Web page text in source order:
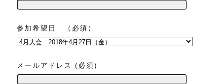
参加希望日 （必須）
メールアドレス (必須)